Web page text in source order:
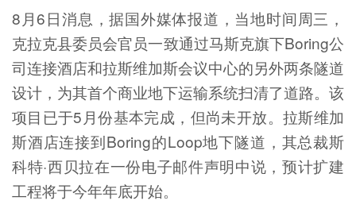
8月6日消息，据国外媒体报道，当地时间周三，
克拉克县委员会官员一致通过马斯克旗下Boring公
司连接酒店和拉斯维加斯会议中心的另外两条隧道
设计，为其首个商业地下运输系统扫清了道路。该
项目已于5月份基本完成，但尚未开放。拉斯维加
斯酒店连接到Boring的Loop地下隧道，其总裁斯
科特·西贝拉在一份电子邮件声明中说，预计扩建
工程将于今年年底开始。